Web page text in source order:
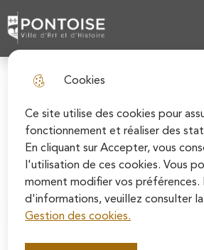
Cookies
Ce site utilise des cookies pour
fonctionnement et réaliser des
En cliquant sur Accepter, vous
l'utilisation de ces cookies. Vous
moment modifier vos préférences.
d'informations, veuillez consulter
Gestion des cookies.
to
menu
Skip to
search
Pontoise | Ville d'art et d'histoireMenu
Accueil
Sommaire